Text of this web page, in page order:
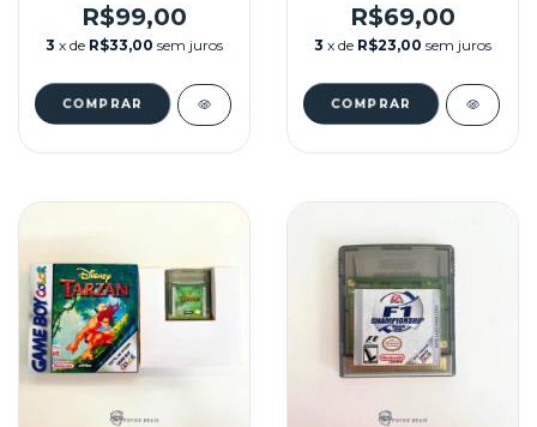
NA CAIXA REPRÔ
SEMINOVO - GBC
R$99,00
3 x de R$33,00 sem juros
SEMINOVO - GBC
R$69,00
3 x de R$23,00 sem juros